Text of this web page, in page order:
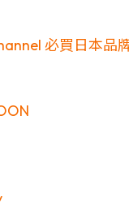
必買日本品